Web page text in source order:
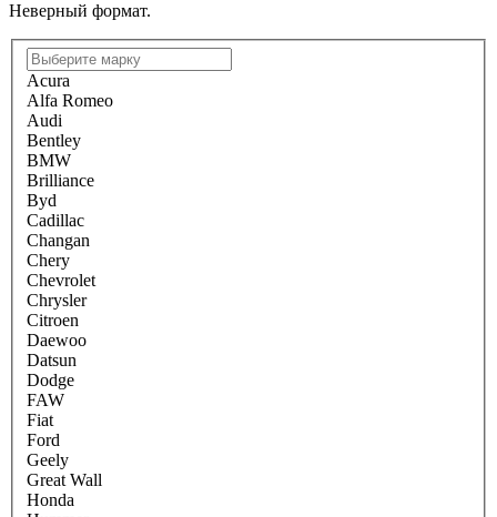
Неверный формат.
Acura
Alfa Romeo
Audi
Bentley
BMW
Brilliance
Byd
Cadillac
Changan
Chery
Chevrolet
Chrysler
Citroen
Daewoo
Datsun
Dodge
FAW
Fiat
Ford
Geely
Great Wall
Honda